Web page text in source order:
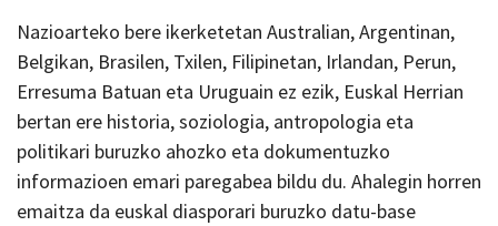
Nazioarteko bere ikerketetan Australian, Argentinan,
Belgikan, Brasilen, Txilen, Filipinetan, Irlandan, Perun,
Erresuma Batuan eta Uruguain ez ezik, Euskal Herrian
bertan ere historia, soziologia, antropologia eta
politikari buruzko ahozko eta dokumentuzko
informazioen emari paregabea bildu du. Ahalegin horren
emaitza da euskal diasporari buruzko datu-base